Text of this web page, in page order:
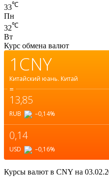
33℃
Пн
32℃
Вт
Курс обмена валют
1CNY
Китайский юань. Китай
=
13,85
RUB –0,14%
0,14
USD –0,16%
Курсы валют в CNY на